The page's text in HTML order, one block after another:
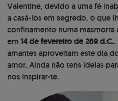
Valentine, devido a uma fé
a casá-los em segredo, o que
confinamento numa masmorra
em 14 de fevereiro de 269 d.C..
amantes aproveitam este dia
amor. Ainda não tens ideias
nos inspirar-te.